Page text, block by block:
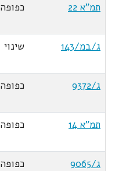
תמ"א 22
כפופה
ג/במ/143
שינוי
ג/9372
כפופה
תמ"א 14
כפופה
ג/9065
כפופה